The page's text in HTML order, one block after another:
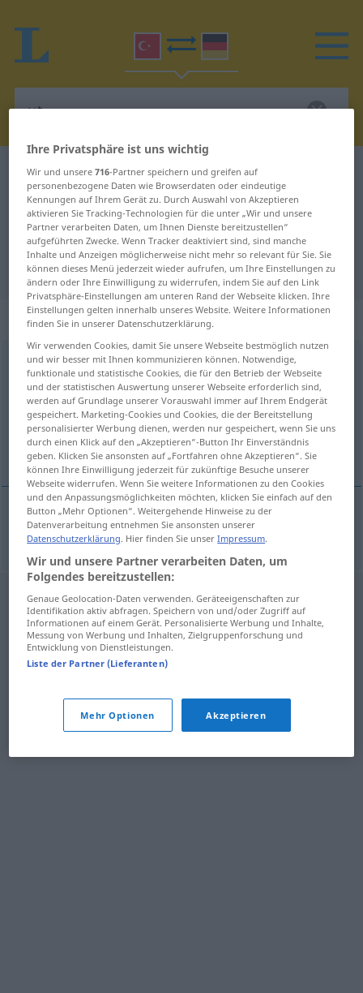
Türkisch-Deutsch Wörterbuch ut
Türkisch-Deutsch Übersetzung für
"ut"
"ut" Deutsch Übersetzung
„ut“
<udu>
Übersicht aller Übersetzungen
(Für mehr Details die Übersetzung anklicken/antippen)
Krummhalslaute
(Krummhals)Laute F türk. ut
Ihre Privatsphäre ist uns wichtig
Wir und unsere716-Partner speichern und greifen auf
personenbezogene Daten wie Browserdaten oder eindeutige
Kennungen auf Ihrem Gerät zu. Durch Auswahl von Akzeptieren
aktivieren Sie Tracking-Technologien für die unter „Wir und unsere
Partner verarbeiten Daten, um Ihnen Dienste bereitzustellen“
aufgeführten Zwecke. Wenn Tracker deaktiviert sind, sind manche
Inhalte und Anzeigen möglicherweise nicht mehr so relevant für Sie. Sie
können dieses Menü jederzeit wieder aufrufen, um Ihre Einstellungen zu
ändern oder Ihre Einwilligung zu widerrufen, indem Sie auf den Link
Privatsphäre-Einstellungen am unteren Rand der Webseite klicken. Ihre
Einstellungen gelten innerhalb unseres Website. Weitere Informationen
finden Sie in unserer Datenschutzerklärung.
Wir verwenden Cookies, damit Sie unsere Webseite bestmöglich nutzen
und wir besser mit Ihnen kommunizieren können. Notwendige,
funktionale und statistische Cookies, die für den Betrieb der Webseite
und der statistischen Auswertung unserer Webseite erforderlich sind,
werden auf Grundlage unserer Vorauswahl immer auf Ihrem Endgerät
gespeichert. Marketing-Cookies und Cookies, die der Bereitstellung
personalisierter Werbung dienen, werden nur gespeichert, wenn Sie uns
durch einen Klick auf den „Akzeptieren“-Button Ihr Einverständnis
geben. Klicken Sie ansonsten auf „Fortfahren ohne Akzeptieren“. Sie
können Ihre Einwilligung jederzeit für zukünftige Besuche unserer
Webseite widerrufen. Wenn Sie weitere Informationen zu den Cookies
und den Anpassungsmöglichkeiten möchten, klicken Sie einfach auf den
Button „Mehr Optionen“. Weitergehende Hinweise zu der
Datenverarbeitung entnehmen Sie ansonsten unserer
Datenschutzerklärung. Hier finden Sie unserImpressum.
Wir und unsere Partner verarbeiten Daten, um
Folgendes bereitzustellen:
Genaue Geolocation-Daten verwenden. Geräteeigenschaften zur
Identifikation aktiv abfragen. Speichern von und/oder Zugriff auf
Informationen auf einem Gerät. Personalisierte Werbung und Inhalte,
Messung von Werbung und Inhalten, Zielgruppenforschung und
Entwicklung von Dienstleistungen.
Liste der Partner (Lieferanten)
Mehr Optionen Akzeptieren